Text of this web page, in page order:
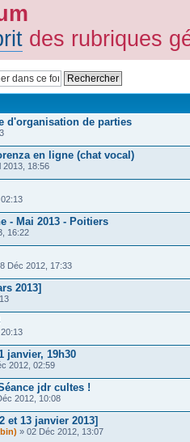
des rubriques
d'organisation de parties
en ligne (chat vocal)
18:56
- Mai 2013 - Poitiers
16:22
Déc 2012, 17:33
2013]
janvier, 19h30
2012, 02:59
jdr cultes !
2012, 10:08
et 13 janvier 2013]
» 02 Déc 2012, 13:07